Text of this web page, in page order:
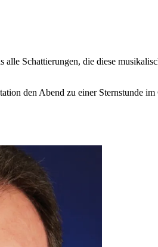
Schattierungen, die diese
den Abend zu einer Sternstunde